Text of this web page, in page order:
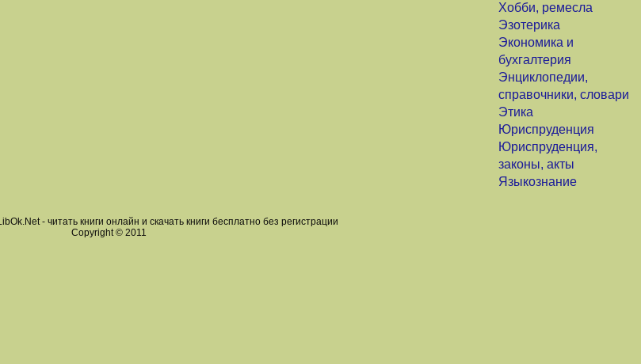
Хобби, ремесла
Эзотерика
Экономика и
бухгалтерия
Энциклопедии,
справочники, словари
Этика
Юриспруденция
Юриспруденция,
законы, акты
Языкознание
- читать книги онлайн и скачать книги бесплатно без регистрации
Copyright © 2011